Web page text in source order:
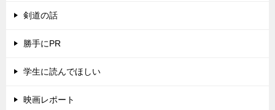
剣道の話
勝手にPR
学生に読んでほしい
映画レポート